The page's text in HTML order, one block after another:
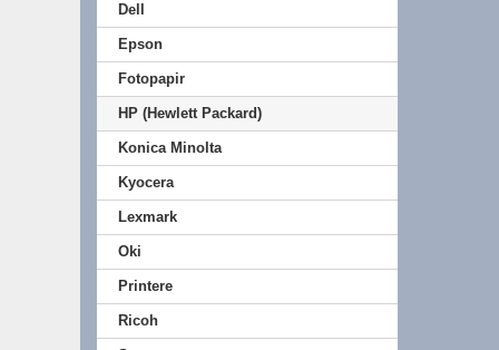
Dell
Epson
Fotopapir
HP (Hewlett Packard)
Konica Minolta
Kyocera
Lexmark
Oki
Printere
Ricoh